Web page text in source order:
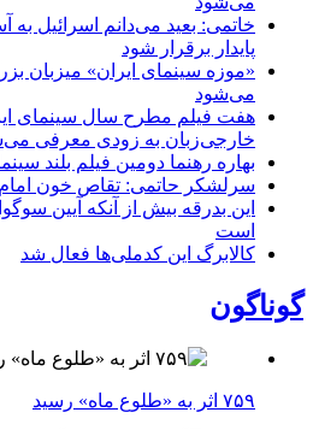
خاتمی: بعید می‌دانم اسرائیل به
پایدار برقرار شود
«موزه سینمای ایران» میزبان
می‌شود
هفت فیلم مطرح سال سینمای
خارجی‌زبان به زودی معرفی
بهاره رهنما دومین فیلم بلند
سرلشکر حاتمی: تقاص خون
این بدرقه بیش از آنکه آیین
است
کالابرگ این کدملی‌ها فعال شد
گوناگون
۷۵۹ اثر به «طلوع ماه» رسید